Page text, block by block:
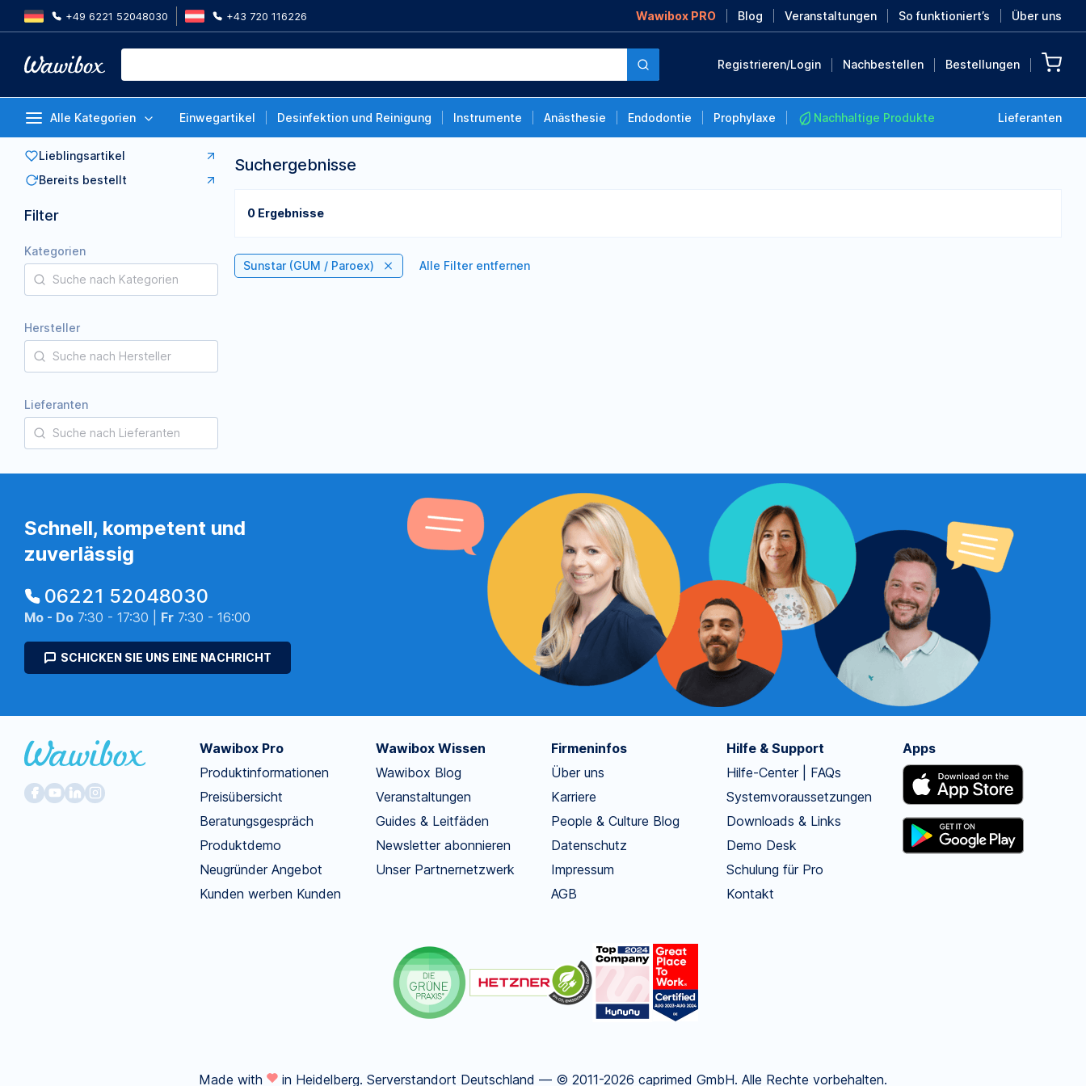
+49 6221 52048030 +43 720 116226 Wawibox PRO Blog Veranstaltungen So funktioniert’s Über uns
Registrieren/Login Nachbestellen Bestellungen
Alle Kategorien Einwegartikel Desinfektion und Reinigung Instrumente Anästhesie Endodontie Prophylaxe Nachhaltige Produkte Lieferanten
Lieblingsartikel
Bereits bestellt
Filter
Kategorien
Hersteller
Lieferanten
Suchergebnisse
0 Ergebnisse
Sunstar (GUM / Paroex) Alle Filter entfernen
Schnell, kompetent und
zuverlässig
06221 52048030
Mo - Do 7:30 - 17:30 | Fr 7:30 - 16:00
SCHICKEN SIE UNS EINE NACHRICHT
Wawibox Pro
Produktinformationen
Preisübersicht
Beratungsgespräch
Produktdemo
Neugründer Angebot
Kunden werben Kunden
Wawibox Wissen
Wawibox Blog
Veranstaltungen
Guides & Leitfäden
Newsletter abonnieren
Unser Partnernetzwerk
Firmeninfos
Über uns
Karriere
People & Culture Blog
Datenschutz
Impressum
AGB
Hilfe & Support
Hilfe-Center | FAQs
Systemvoraussetzungen
Downloads & Links
Demo Desk
Schulung für Pro
Kontakt
Apps
Made with in Heidelberg. Serverstandort Deutschland — © 2011-2026 caprimed GmbH. Alle Rechte vorbehalten.